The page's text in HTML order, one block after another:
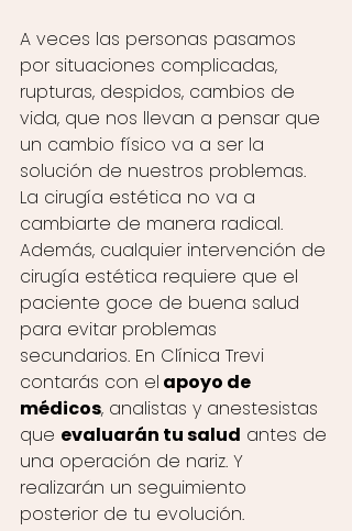
A veces las personas pasamos
por situaciones complicadas,
rupturas, despidos, cambios de
vida, que nos llevan a pensar que
un cambio físico va a ser la
solución de nuestros problemas.
La cirugía estética no va a
cambiarte de manera radical.
Además, cualquier intervención de
cirugía estética requiere que el
paciente goce de buena salud
para evitar problemas
secundarios. En Clínica Trevi
contarás con el apoyo de
médicos, analistas y anestesistas
que evaluarán tu salud antes de
una operación de nariz. Y
realizarán un seguimiento
posterior de tu evolución.